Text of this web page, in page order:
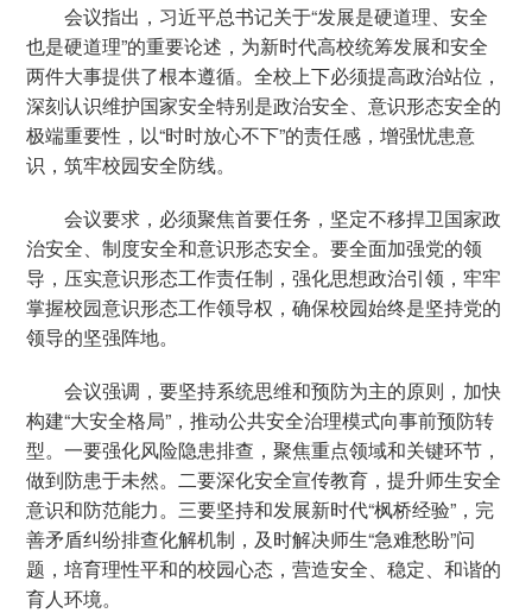
会议指出，习近平总书记关于“发展是硬道理、安全
也是硬道理”的重要论述，为新时代高校统筹发展和安全
两件大事提供了根本遵循。全校上下必须提高政治站位，
深刻认识维护国家安全特别是政治安全、意识形态安全的
极端重要性，以“时时放心不下”的责任感，增强忧患意
识，筑牢校园安全防线。
会议要求，必须聚焦首要任务，坚定不移捍卫国家政
治安全、制度安全和意识形态安全。要全面加强党的领
导，压实意识形态工作责任制，强化思想政治引领，牢牢
掌握校园意识形态工作领导权，确保校园始终是坚持党的
领导的坚强阵地。
会议强调，要坚持系统思维和预防为主的原则，加快
构建“大安全格局”，推动公共安全治理模式向事前预防转
型。一要强化风险隐患排查，聚焦重点领域和关键环节，
做到防患于未然。二要深化安全宣传教育，提升师生安全
意识和防范能力。三要坚持和发展新时代“枫桥经验”，完
善矛盾纠纷排查化解机制，及时解决师生“急难愁盼”问
题，培育理性平和的校园心态，营造安全、稳定、和谐的
育人环境。